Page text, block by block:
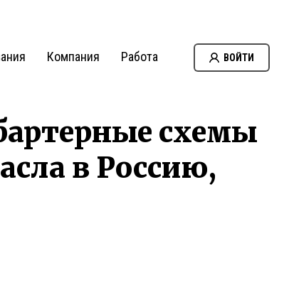
Компания Работа ВОЙТИ
схемы
в Россию,